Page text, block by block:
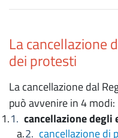
La cancellazione
dei protesti
La cancellazione dal
può avvenire in 4 modi:
cancellazione
cancellazione di